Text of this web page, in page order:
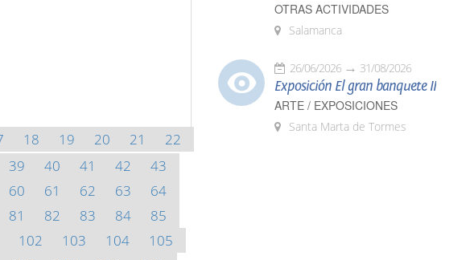
18 19 20 21
22
39 40 41 42
43
60 61 62 63
64
81 82 83 84
85
102 103 104
105
OTRAS ACTIVIDADES
Salamanca
26/06/2026 31/08/2026
Exposición El gran banquete II
ARTE / EXPOSICIONES
Santa Marta de Tormes